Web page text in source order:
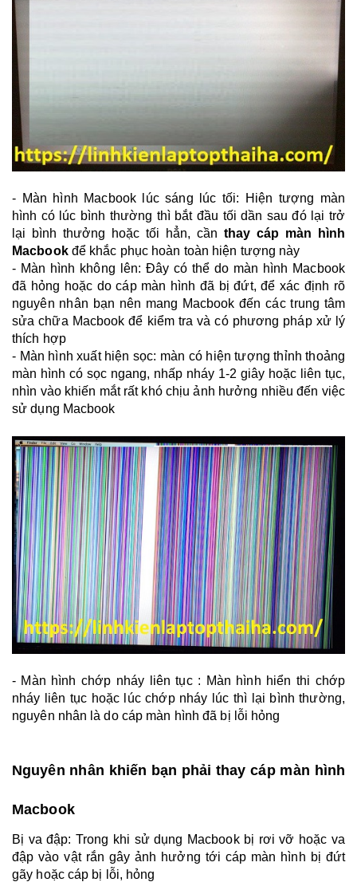
- Màn hình Macbook lúc sáng lúc tối: Hiện tượng màn
hình có lúc bình thường thì bắt đầu tối dần sau đó lại trở
lại bình thưởng hoặc tối hẳn, cần thay cáp màn hình
Macbookđể khắc phục hoàn toàn hiện tượng này
- Màn hình không lên: Đây có thể do màn hình Macbook
đã hỏng hoặc do cáp màn hình đã bị đứt, để xác định rõ
nguyên nhân bạn nên mang Macbook đến các trung tâm
sửa chữa Macbook để kiểm tra và có phương pháp xử lý
thích hợp
- Màn hình xuất hiện sọc: màn có hiện tượng thỉnh thoảng
màn hình có sọc ngang, nhấp nháy 1-2 giây hoặc liên tục,
nhìn vào khiến mắt rất khó chịu ảnh hưởng nhiều đến việc
sử dụng Macbook
- Màn hình chớp nháy liên tục : Màn hình hiển thi chớp
nháy liên tục hoặc lúc chớp nháy lúc thì lại bình thường,
nguyên nhân là do cáp màn hình đã bị lỗi hỏng
Nguyên nhân khiến bạn phải thay cáp màn hình
Macbook
Bị va đập: Trong khi sử dụng Macbook bị rơi vỡ hoặc va
đập vào vật rắn gây ảnh hưởng tới cáp màn hình bị đứt
gãy hoặc cáp bị lỗi, hỏng